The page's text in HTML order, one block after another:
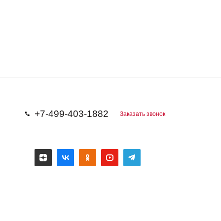
+7-499-403-1882 Заказать звонок